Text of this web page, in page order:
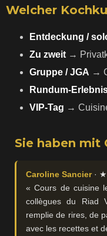
Welcher
Entdeckung /
Zu zweit →
Gruppe / JGA →
Rundum-
VIP-Tag →
Sie haben mit
Caroline Sancier·
« Cours de cuisine
collègues du Riad
remplie de rires, de
avec les recettes et